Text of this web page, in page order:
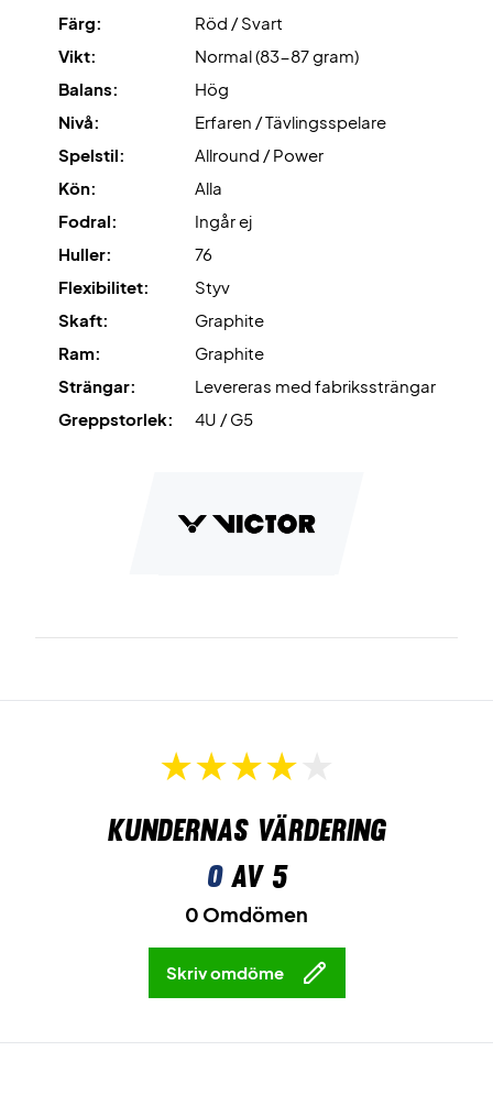
Metallic Carbon Fiber är materialet som kombinerar ett
material är inkorporerat i ramen för att främja
kraftöverföring i din smash.
Dominera badmintonbanan - köp detta badmintonracket
att du köper professionell strängning separat.
Expert rådgivning
: För detta racket rekommenderar vi
Levereras utan fodral!
Färg:
Röd / Svart
Vikt:
Normal (83-87 gram)
Balans:
Hög
Nivå:
Erfaren / Tävlingsspelare
Spelstil:
Allround / Power
Kön:
Alla
Fodral:
Ingår ej
Huller:
76
Flexibilitet:
Styv
Skaft:
Graphite
Ram:
Graphite
Strängar:
Levereras med fabrikssträngar
Greppstorlek:
4U / G5
Kundernas värdering
0av 5
0 Omdömen
Skriv omdöme